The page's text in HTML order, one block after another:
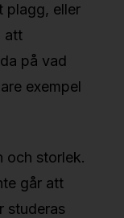
plagg, eller
att
på vad
exempel
och storlek.
går att
studeras